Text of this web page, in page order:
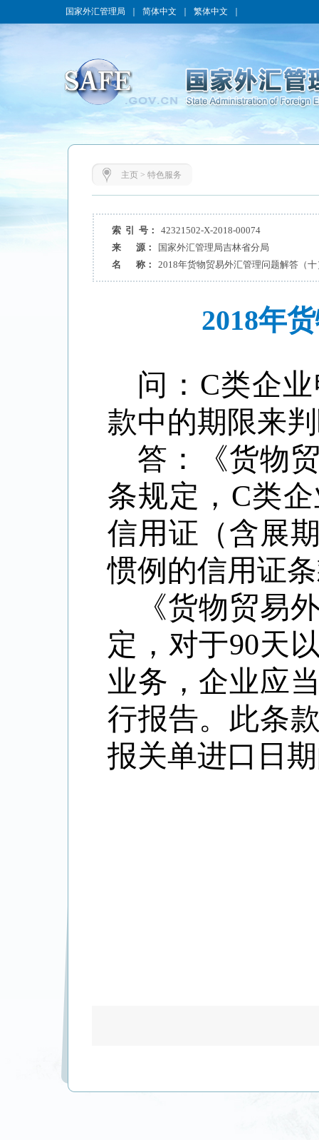
国家外汇管理局 简体中文 繁体中文
主页> 特色服务
索 引 号：
42321502-X-2018-00074
来 源：
国家外汇管理局吉林省分局
名 称：
2018年货物贸易外汇管理问题解答（十
2018年
问： C类企
款中的期限来
答：《货物
条规定， C类
信用证（含展
惯例的信用证
《货物贸易
定，对于90天
业务，企业应
行报告。此条
报关单进口日